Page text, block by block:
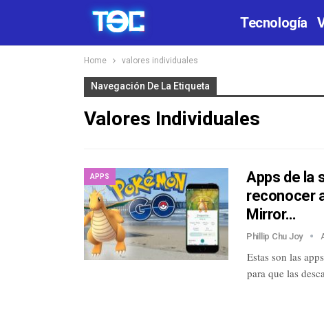
Tecnología
Home valores individuales
Navegación De La Etiqueta
Valores Individuales
APPS
Apps de la
reconocer
Mirror…
Phillip Chu Joy
Estas son las
para que las